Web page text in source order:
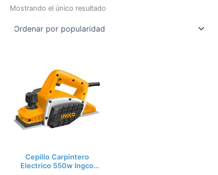
Mostrando el único resultado
Cepillo Carpintero
Electrico 550w Ingco